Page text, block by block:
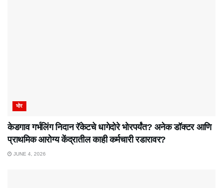
भोर
केडगाव गर्भलिंग निदान रॅकेटचे धागेदोरे भोरपर्यंत? अनेक डॉक्टर आणि
प्राथमिक आरोग्य केंद्रातील काही कर्मचारी रडारावर?
JUNE 4, 2026